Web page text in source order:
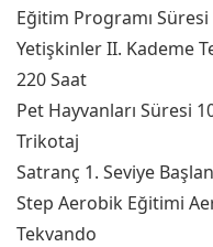
Eğitim Programı Süresi
Yetişkinler II. Kademe
220 Saat
Pet Hayvanları Süresi
Trikotaj
Satranç 1. Seviye
Step Aerobik Eğitimi
Tekvando